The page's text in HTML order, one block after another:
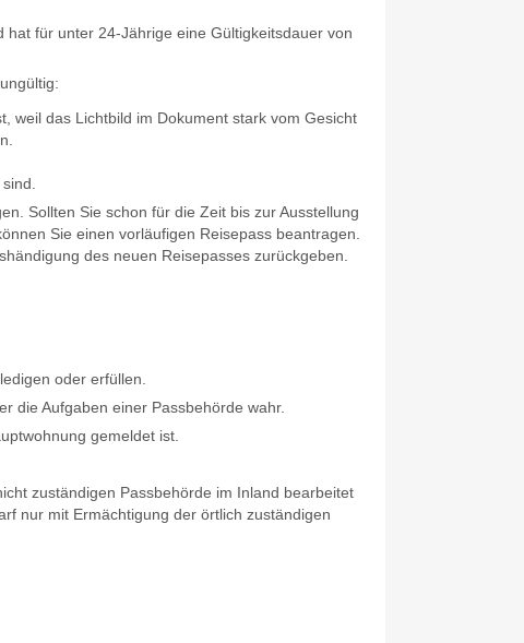
für unter 24-Jährige eine Gültigkeitsdauer von
weil das Lichtbild im Dokument stark vom Gesicht
Sollten Sie schon für die Zeit bis zur Ausstellung
Sie einen vorläufigen Reisepass beantragen.
des neuen Reisepasses zurückgeben.
oder erfüllen.
die Aufgaben einer Passbehörde wahr.
gemeldet ist.
zuständigen Passbehörde im Inland bearbeitet
nur mit Ermächtigung der örtlich zuständigen